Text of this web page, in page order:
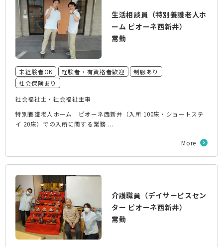
生活相談員（特別養護老人ホ
ーム ピオーネ西新井）
常勤
未経験者OK 経験者・有資格者歓迎
制服あり
社会保険あり
社会福祉士・社会福祉主事
特別養護老人ホーム ピオーネ西新井（入所 100床・ショートステ
イ 20床）での入所に関する業務 ...
More
介護職員（デイサービスセン
ター ピオーネ西新井）
常勤